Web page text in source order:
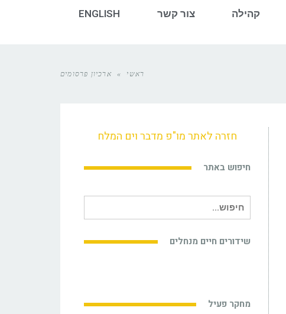
קהילה צור קשר ENGLISH
ראשי » ארכיון פרסומים
חזרה לאתר מו"פ מדבר וים המלח
חיפוש באתר
עבור:
שידורים חיים מנחלים
מחקר פעיל